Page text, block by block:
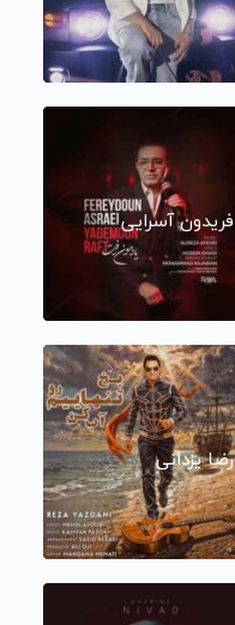
فریدون آسرایی
رضا یزدانی